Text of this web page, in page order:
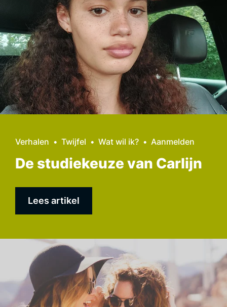
Verhalen Twijfel Wat wil ik? Aanmelden
De studiekeuze van Carlijn
Lees artikel